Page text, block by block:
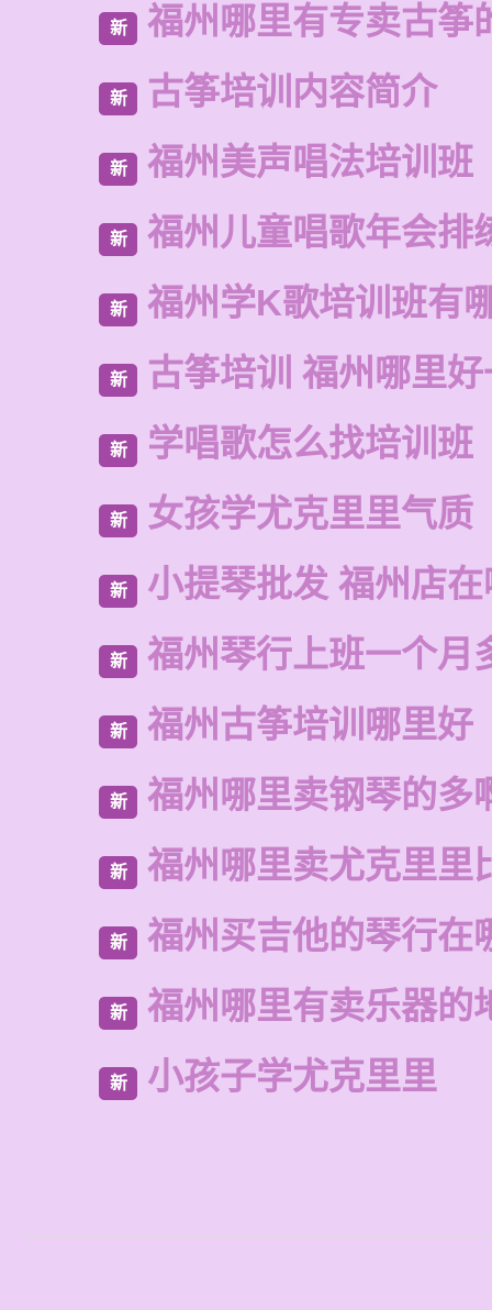
新 福州哪里有专卖古筝
新 古筝培训内容简介
新 福州美声唱法培训班
新 福州儿童唱歌年会排
新 福州学K歌培训班有
新 古筝培训 福州哪里
新 学唱歌怎么找培训班
新 女孩学尤克里里气质
新 小提琴批发 福州店
新 福州琴行上班一个月
新 福州古筝培训哪里好
新 福州哪里卖钢琴的多
新 福州哪里卖尤克里里
新 福州买吉他的琴行在
新 福州哪里有卖乐器的
新 小孩子学尤克里里